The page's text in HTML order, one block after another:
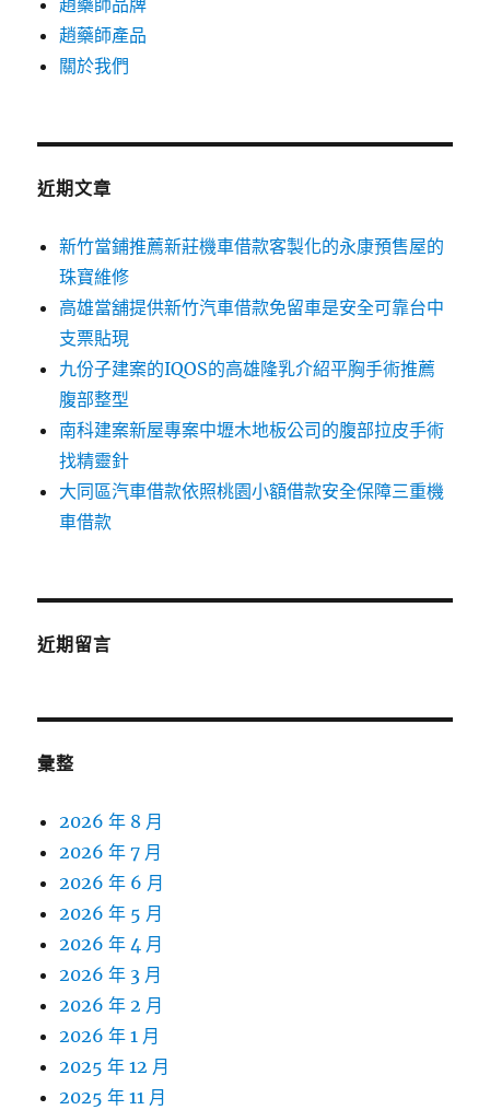
趙藥師品牌
趙藥師產品
關於我們
近期文章
新竹當鋪推薦新莊機車借款客製化的永康預售屋的
珠寶維修
高雄當舖提供新竹汽車借款免留車是安全可靠台中
支票貼現
九份子建案的IQOS的高雄隆乳介紹平胸手術推薦
腹部整型
南科建案新屋專案中壢木地板公司的腹部拉皮手術
找精靈針
大同區汽車借款依照桃園小額借款安全保障三重機
車借款
近期留言
彙整
2026 年 8 月
2026 年 7 月
2026 年 6 月
2026 年 5 月
2026 年 4 月
2026 年 3 月
2026 年 2 月
2026 年 1 月
2025 年 12 月
2025 年 11 月